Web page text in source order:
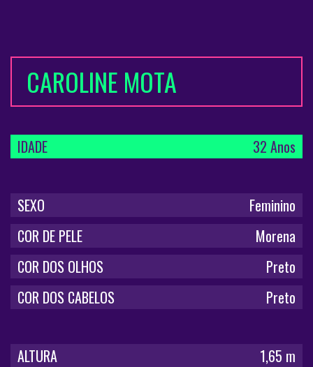
CAROLINE MOTA
IDADE 32 Anos
SEXO
Feminino
COR DE PELE
Morena
COR DOS OLHOS
Preto
COR DOS CABELOS
Preto
ALTURA
1,65 m